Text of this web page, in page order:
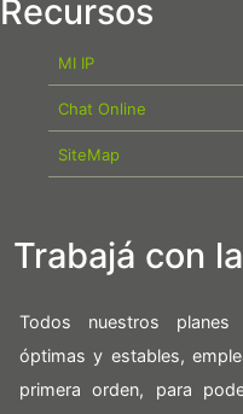
Recursos
MI IP
Chat Online
SiteMap
Trabajá con
Todos nuestros planes
óptimas y estables,
primera orden, para